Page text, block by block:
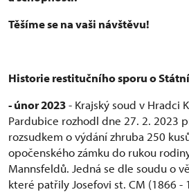
Těšíme se na vaši návštěvu!
Historie restitučního sporu o
- únor 2023- Krajský soud v Hradci
Pardubice rozhodl dne 27. 2. 2023
rozsudkem o výdání zhruba 250
opočenského zámku do rukou
Mannsfeldů. Jedná se dle soudu o
které patřily Josefovi st. CM (1866 -